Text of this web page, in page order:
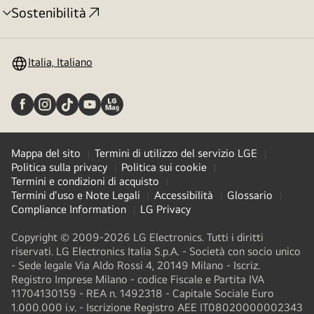
Sostenibilità
Attivazione
Italia, Italiano
Mappa del sito
Termini di utilizzo del servizio LGE
Politica sulla privacy
Politica sui cookie
Termini e condizioni di acquisto
Termini d'uso e Note Legali
Accessibilità
Glossario
Compliance Information
LG Privacy
Copyright © 2009-2026 LG Electronics. Tutti i diritti
riservati. LG Electronics Italia S.p.A. - Società con socio unico
- Sede legale Via Aldo Rossi 4, 20149 Milano - Iscriz.
Registro Imprese Milano - codice Fiscale e Partita IVA
11704130159 - REA n. 1492318 - Capitale Sociale Euro
1.000.000 i.v. - Iscrizione Registro AEE IT08020000002343​